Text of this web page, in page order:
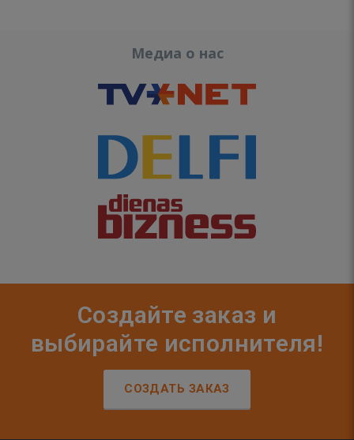
Медиа о нас
Создайте заказ и
выбирайте исполнителя!
СОЗДАТЬ ЗАКАЗ